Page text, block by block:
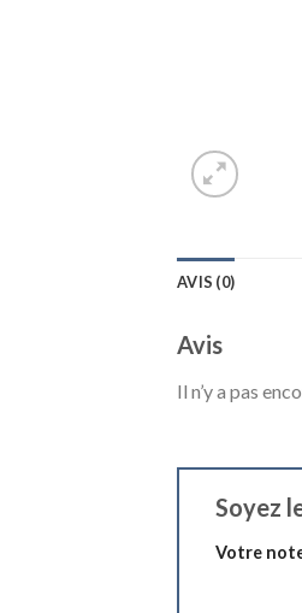
AVIS (0)
Avis
Il n’y a pas
Soyez
Votre